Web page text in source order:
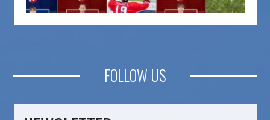
FOLLOW US